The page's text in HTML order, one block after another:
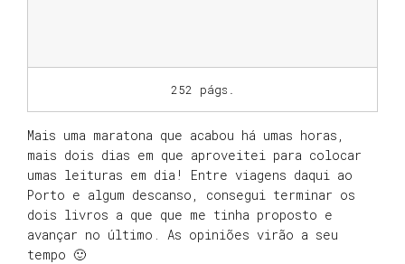
252 págs.
Mais uma maratona que acabou há umas horas,
mais dois dias em que aproveitei para colocar
umas leituras em dia! Entre viagens daqui ao
Porto e algum descanso, consegui terminar os
dois livros a que que me tinha proposto e
avançar no último. As opiniões virão a seu
tempo 🙂